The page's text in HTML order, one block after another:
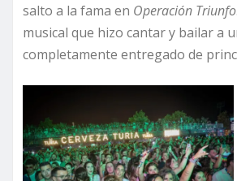
salto a la fama en Operación Triunfo
musical que hizo cantar y bailar a
completamente entregado de